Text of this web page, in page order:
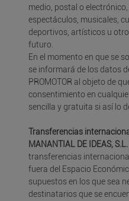
medio, postal o
espectáculos, musicales,
deportivos, artísticos u
futuro.
En el momento en que se
se informará de los datos
PROMOTOR al objeto de
consentimiento en
sencilla y gratuita si así lo
Transferencias
MANANTIAL DE IDEAS, S.L.
transferencias
fuera del Espacio
supuestos en los que sea
destinatarios que se